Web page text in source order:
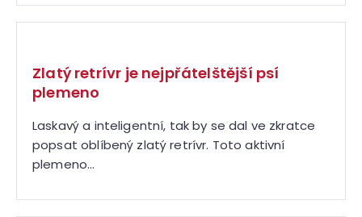
Zlatý retrívr je nejpřátelštější psí
plemeno
Laskavý a inteligentní, tak by se dal ve zkratce
popsat oblíbený zlatý retrívr. Toto aktivní
plemeno...